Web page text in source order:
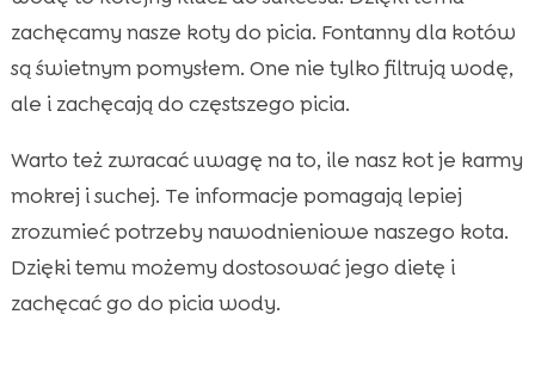
zachęcamy nasze koty do picia. Fontanny dla kotów
są świetnym pomysłem. One nie tylko filtrują wodę,
ale i zachęcają do częstszego picia.
Warto też zwracać uwagę na to, ile nasz kot je karmy
mokrej i suchej. Te informacje pomagają lepiej
zrozumieć potrzeby nawodnieniowe naszego kota.
Dzięki temu możemy dostosować jego dietę i
zachęcać go do picia wody.